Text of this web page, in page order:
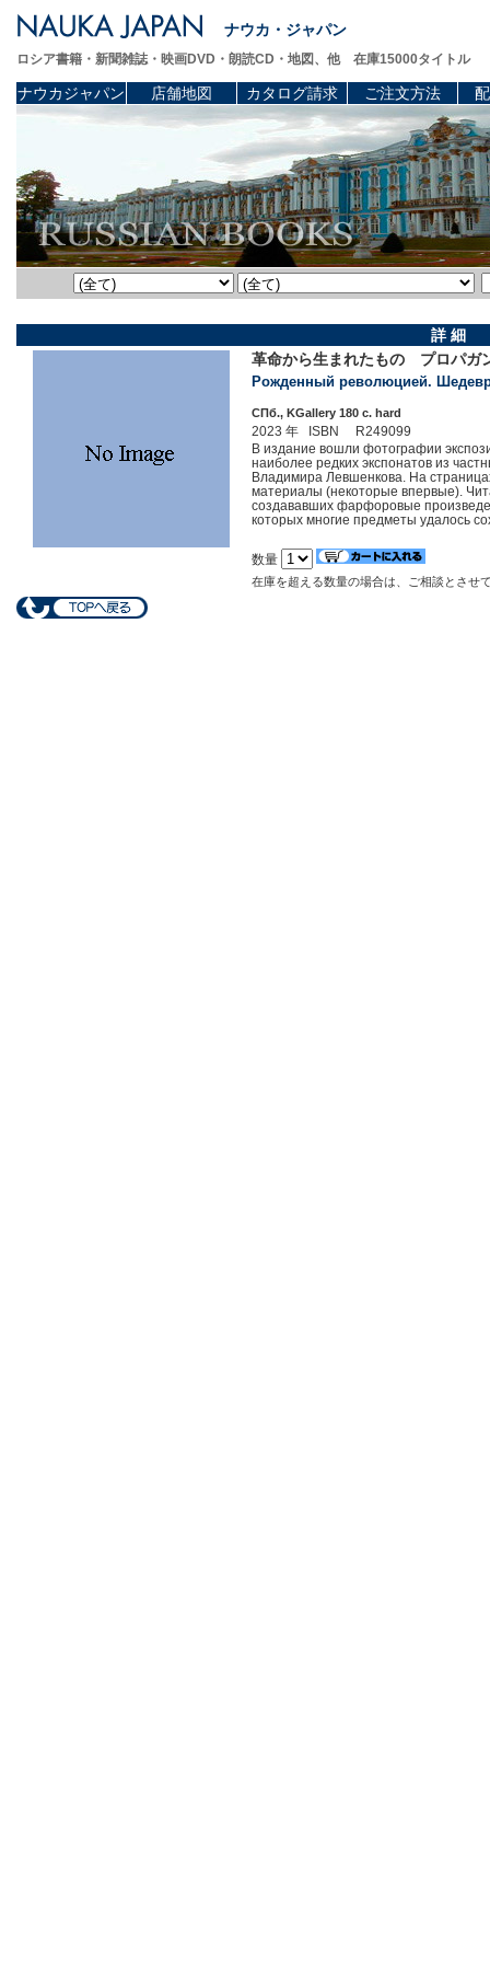
ナウカ・ジャパン
ロシア書籍・新聞雑誌・映画DVD・朗読CD・地図、他 在庫15000タイトル
ナウカジャパン 店舗地図 カタログ請求 ご注文方法
詳 細
革命から生まれたもの プロパガ
Рожденный революцией.
СПб., KGallery 180 c. hard
2023 年 ISBN R249099
В издание вошли фотографии
наиболее редких экспонатов из
Владимира Левшенкова. На
материалы (некоторые впервые).
создававших фарфоровые
которых многие предметы удалось
数量
在庫を超える数量の場合は、ご相談とさせ